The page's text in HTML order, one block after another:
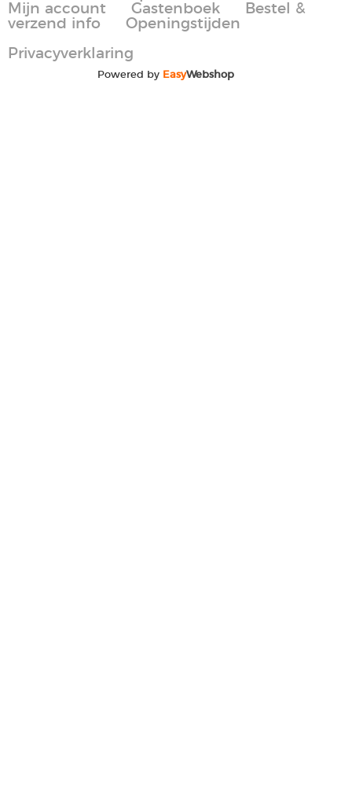
Mijn account
Gastenboek
Bestel &
verzend info
Openingstijden
Privacyverklaring
Powered by EasyWebshop